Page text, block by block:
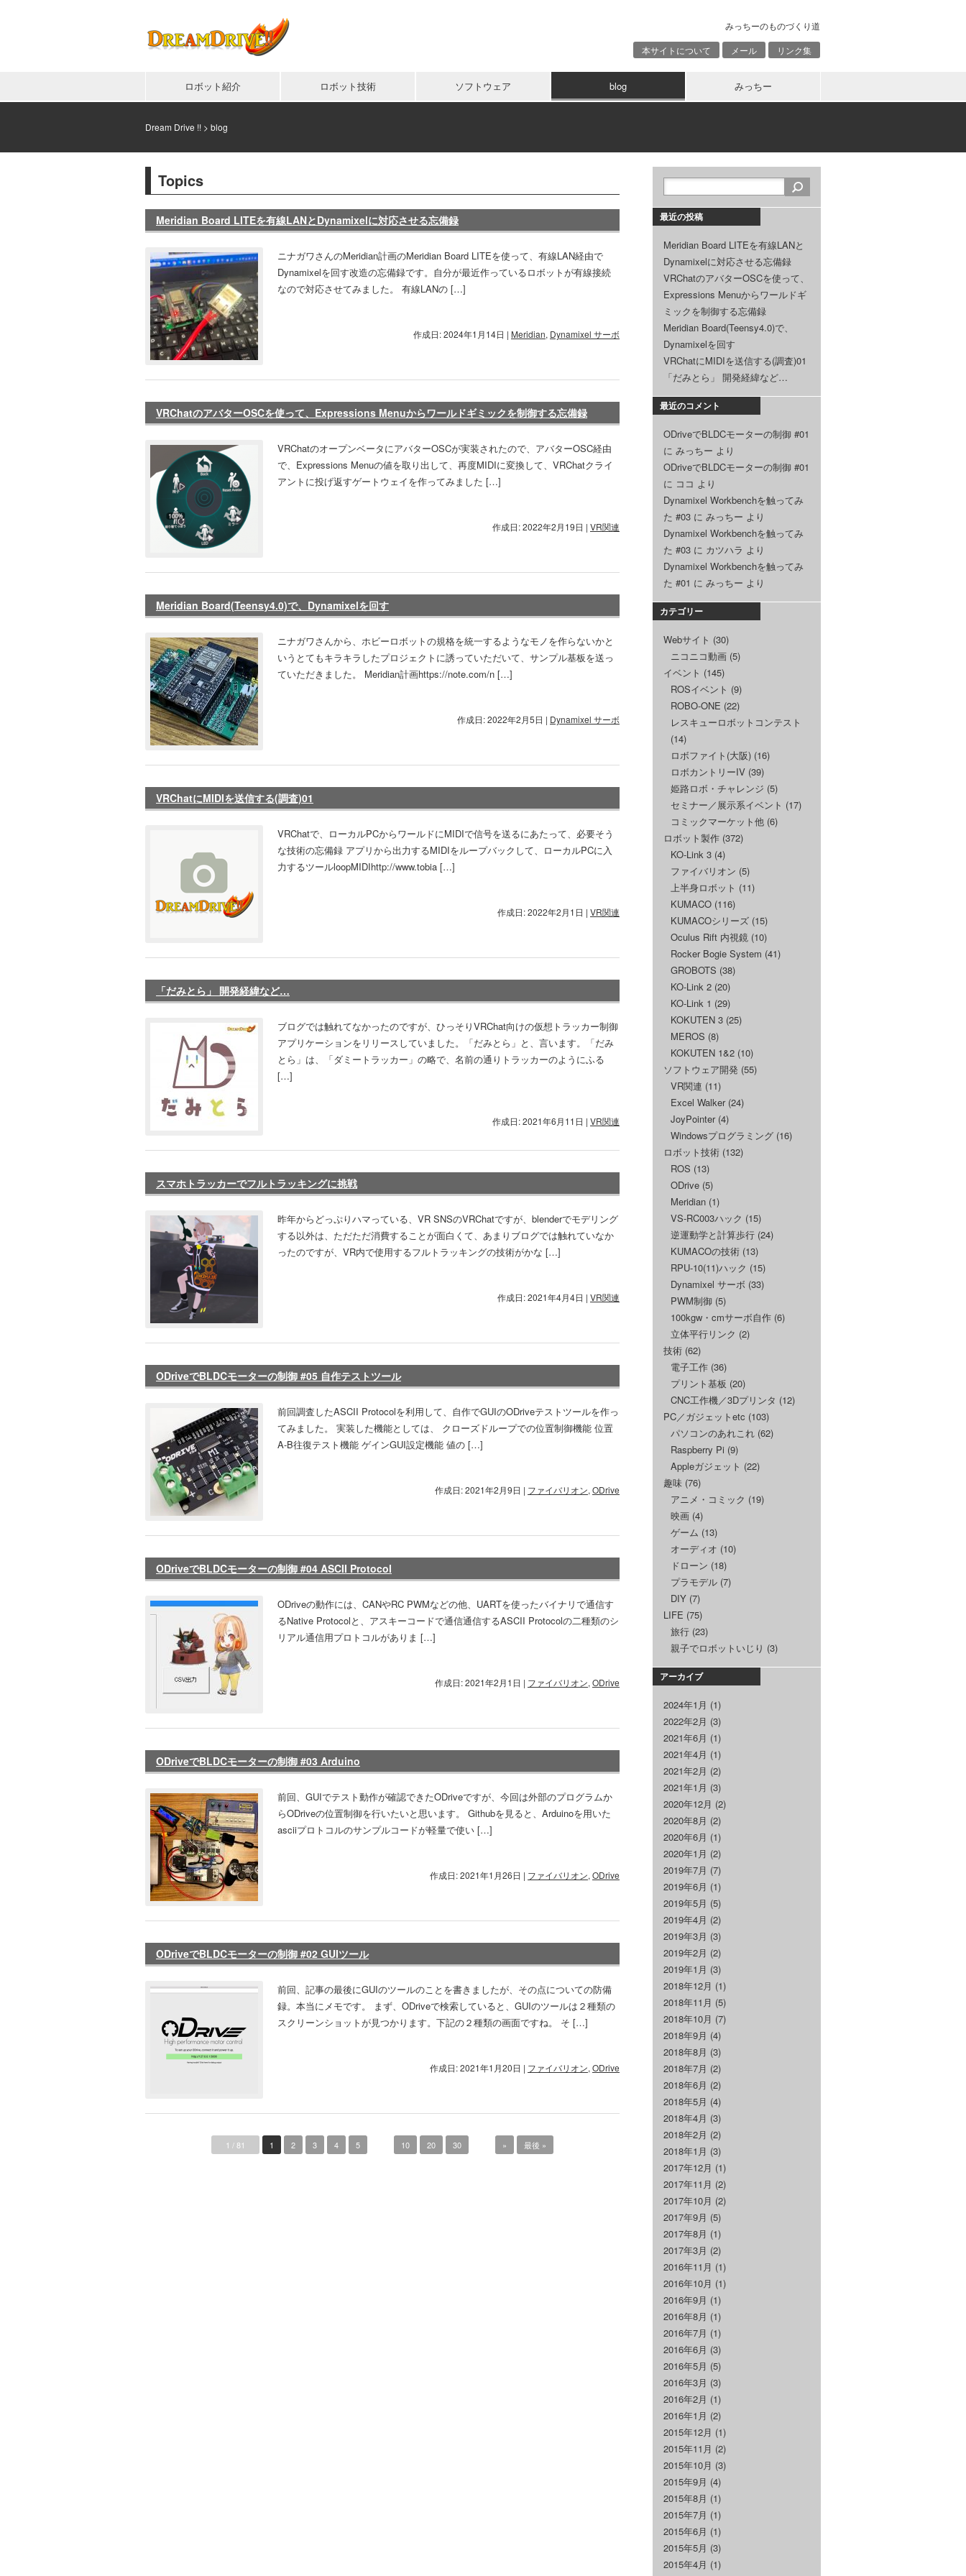
みっちーのものづくり道
本サイトについて
メール リンク集
ロボット紹介 ロボット技術 ソフトウェア blog みっちー
Dream Drive !! > blog
Topics
Meridian Board LITEを有線LANとDynamixelに対応させる忘備録
ニナガワさんのMeridian計画のMeridian Board LITEを使って、有線LAN経由で
Dynamixelを回す改造の忘備録です。自分が最近作っているロボットが有線接続
なので対応させてみました。 有線LANの […]
作成日: 2024年1月14日 | Meridian, Dynamixel サーボ
VRChatのアバターOSCを使って、Expressions Menuからワールドギミックを制御する忘備録
VRChatのオープンベータにアバターOSCが実装されたので、アバターOSC経由
で、Expressions Menuの値を取り出して、再度MIDIに変換して、VRChatクライ
アントに投げ返すゲートウェイを作ってみました […]
作成日: 2022年2月19日 | VR関連
Meridian Board(Teensy4.0)で、Dynamixelを回す
ニナガワさんから、ホビーロボットの規格を統一するようなモノを作らないかと
いうとてもキラキラしたプロジェクトに誘っていただいて、サンプル基板を送っ
ていただきました。 Meridian計画https://note.com/n […]
作成日: 2022年2月5日 | Dynamixel サーボ
VRChatにMIDIを送信する(調査)01
VRChatで、ローカルPCからワールドにMIDIで信号を送るにあたって、必要そう
な技術の忘備録 アプリから出力するMIDIをループバックして、ローカルPCに入
力するツールloopMIDIhttp://www.tobia […]
作成日: 2022年2月1日 | VR関連
「だみとら」 開発経緯など…
ブログでは触れてなかったのですが、ひっそりVRChat向けの仮想トラッカー制御
アプリケーションをリリースしていました。「だみとら」と、言います。「だみ
とら」は、「ダミートラッカー」の略で、名前の通りトラッカーのようにふる
[…]
作成日: 2021年6月11日 | VR関連
スマホトラッカーでフルトラッキングに挑戦
昨年からどっぷりハマっている、VR SNSのVRChatですが、blenderでモデリング
する以外は、ただただ消費することが面白くて、あまりブログでは触れていなか
ったのですが、VR内で使用するフルトラッキングの技術がかな […]
作成日: 2021年4月4日 | VR関連
ODriveでBLDCモーターの制御 #05 自作テストツール
前回調査したASCII Protocolを利用して、自作でGUIのODriveテストツールを作っ
てみました。 実装した機能としては、 クローズドループでの位置制御機能 位置
A-B往復テスト機能 ゲインGUI設定機能 値の […]
作成日: 2021年2月9日 | ファイバリオン, ODrive
ODriveでBLDCモーターの制御 #04 ASCII Protocol
ODriveの動作には、CANやRC PWMなどの他、UARTを使ったバイナリで通信す
るNative Protocolと、アスキーコードで通信通信するASCII Protocolの二種類のシ
リアル通信用プロトコルがありま […]
作成日: 2021年2月1日 | ファイバリオン, ODrive
ODriveでBLDCモーターの制御 #03 Arduino
前回、GUIでテスト動作が確認できたODriveですが、今回は外部のプログラムか
らODriveの位置制御を行いたいと思います。 Githubを見ると、Arduinoを用いた
asciiプロトコルのサンプルコードが軽量で使い […]
作成日: 2021年1月26日 | ファイバリオン, ODrive
ODriveでBLDCモーターの制御 #02 GUIツール
前回、記事の最後にGUIのツールのことを書きましたが、その点についての防備
録。本当にメモです。 まず、ODriveで検索していると、GUIのツールは２種類の
スクリーンショットが見つかります。下記の２種類の画面ですね。 そ […]
作成日: 2021年1月20日 | ファイバリオン, ODrive
1 / 81 1 2 3 4 5 10 20 30 » 最後 »
最近の投稿
Meridian Board LITEを有線LANと
Dynamixelに対応させる忘備録
VRChatのアバターOSCを使って、
Expressions Menuからワールドギ
ミックを制御する忘備録
Meridian Board(Teensy4.0)で、
Dynamixelを回す
VRChatにMIDIを送信する(調査)01
「だみとら」 開発経緯など…
最近のコメント
ODriveでBLDCモーターの制御 #01
に みっちー より
ODriveでBLDCモーターの制御 #01
に ココ より
Dynamixel Workbenchを触ってみ
た #03 に みっちー より
Dynamixel Workbenchを触ってみ
た #03 に カツハラ より
Dynamixel Workbenchを触ってみ
た #01 に みっちー より
カテゴリー
Webサイト (30)
ニコニコ動画 (5)
イベント (145)
ROSイベント (9)
ROBO-ONE (22)
レスキューロボットコンテスト
(14)
ロボファイト(大阪) (16)
ロボカントリーIV (39)
姫路ロボ・チャレンジ (5)
セミナー／展示系イベント (17)
コミックマーケット他 (6)
ロボット製作 (372)
KO-Link 3 (4)
ファイバリオン (5)
上半身ロボット (11)
KUMACO (116)
KUMACOシリーズ (15)
Oculus Rift 内視鏡 (10)
Rocker Bogie System (41)
GROBOTS (38)
KO-Link 2 (20)
KO-Link 1 (29)
KOKUTEN 3 (25)
MEROS (8)
KOKUTEN 1&2 (10)
ソフトウェア開発 (55)
VR関連 (11)
Excel Walker(24)
JoyPointer(4)
Windowsプログラミング (16)
ロボット技術 (132)
ROS (13)
ODrive (5)
Meridian (1)
VS-RC003ハック (15)
逆運動学と計算歩行 (24)
KUMACOの技術 (13)
RPU-10(11)ハック (15)
Dynamixel サーボ (33)
PWM制御 (5)
100kgw・cmサーボ自作 (6)
立体平行リンク (2)
技術 (62)
電子工作 (36)
プリント基板 (20)
CNC工作機／3Dプリンタ (12)
PC／ガジェットetc (103)
パソコンのあれこれ (62)
Raspberry Pi (9)
Appleガジェット (22)
趣味 (76)
アニメ・コミック (19)
映画 (4)
ゲーム (13)
オーディオ (10)
ドローン (18)
プラモデル (7)
DIY (7)
LIFE (75)
旅行 (23)
親子でロボットいじり (3)
アーカイブ
2024年1月 (1)
2022年2月 (3)
2021年6月 (1)
2021年4月 (1)
2021年2月 (2)
2021年1月 (3)
2020年12月 (2)
2020年8月 (2)
2020年6月 (1)
2020年1月 (2)
2019年7月 (7)
2019年6月 (1)
2019年5月 (5)
2019年4月 (2)
2019年3月 (3)
2019年2月 (2)
2019年1月 (3)
2018年12月 (1)
2018年11月 (5)
2018年10月 (7)
2018年9月 (4)
2018年8月 (3)
2018年7月 (2)
2018年6月 (2)
2018年5月 (4)
2018年4月 (3)
2018年2月 (2)
2018年1月 (3)
2017年12月 (1)
2017年11月 (2)
2017年10月 (2)
2017年9月 (5)
2017年8月 (1)
2017年3月 (2)
2016年11月 (1)
2016年10月 (1)
2016年9月 (1)
2016年8月 (1)
2016年7月 (1)
2016年6月 (3)
2016年5月 (5)
2016年3月 (3)
2016年2月 (1)
2016年1月 (2)
2015年12月 (1)
2015年11月 (2)
2015年10月 (3)
2015年9月 (4)
2015年8月 (1)
2015年7月 (1)
2015年6月 (1)
2015年5月 (3)
2015年4月 (1)